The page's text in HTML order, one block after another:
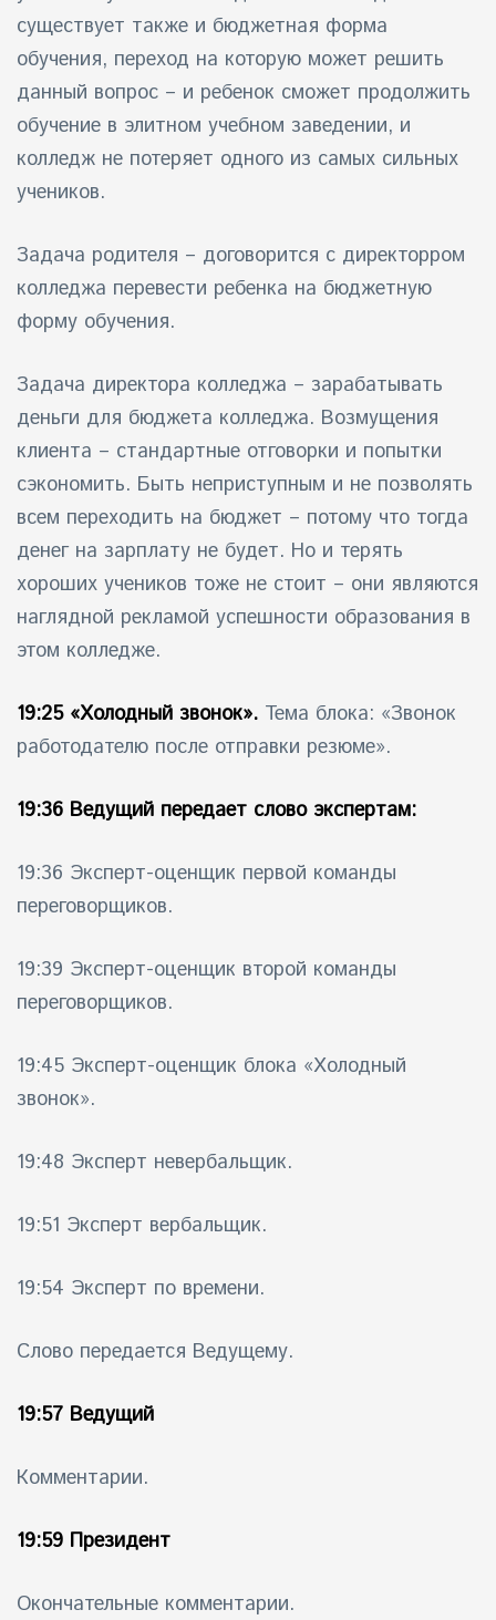
существует также и бюджетная форма
обучения, переход на которую может решить
данный вопрос – и ребенок сможет продолжить
обучение в элитном учебном заведении, и
колледж не потеряет одного из самых сильных
учеников.
Задача родителя – договорится с директорром
колледжа перевести ребенка на бюджетную
форму обучения.
Задача директора колледжа – зарабатывать
деньги для бюджета колледжа. Возмущения
клиента – стандартные отговорки и попытки
сэкономить. Быть неприступным и не позволять
всем переходить на бюджет – потому что тогда
денег на зарплату не будет. Но и терять
хороших учеников тоже не стоит – они являются
наглядной рекламой успешности образования в
этом колледже.
19:25 «Холодный звонок». Тема блока: «Звонок
работодателю после отправки резюме».
19:36 Ведущий передает слово экспертам:
19:36 Эксперт-оценщик первой команды
переговорщиков.
19:39 Эксперт-оценщик второй команды
переговорщиков.
19:45 Эксперт-оценщик блока «Холодный
звонок».
19:48 Эксперт невербальщик.
19:51 Эксперт вербальщик.
19:54 Эксперт по времени.
Слово передается Ведущему.
19:57 Ведущий
Комментарии.
19:59 Президент
Окончательные комментарии.